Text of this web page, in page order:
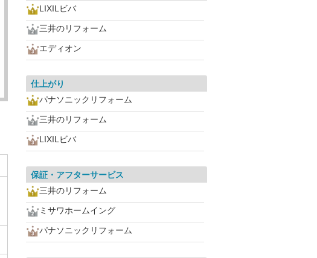
LIXILビバ
三井のリフォーム
エディオン
仕上がり
パナソニックリフォーム
三井のリフォーム
LIXILビバ
保証・アフターサービス
三井のリフォーム
ミサワホームイング
パナソニックリフォーム